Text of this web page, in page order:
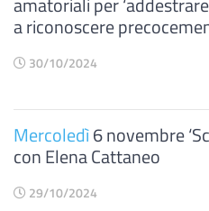
a riconoscere
30/10/2024
Mercoledì6 novembre
con Elena Cattaneo
29/10/2024